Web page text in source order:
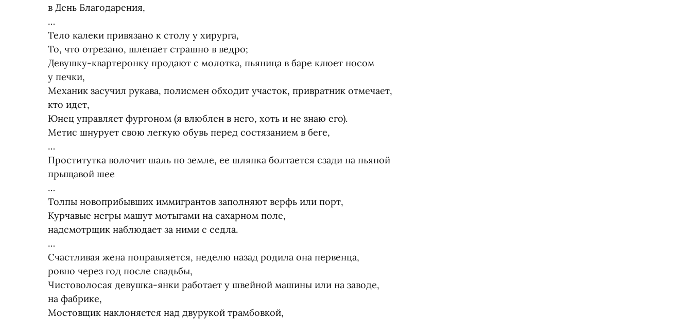
в День Благодарения,
…
Тело калеки привязано к столу у хирурга,
То, что отрезано, шлепает страшно в ведро;
Девушку-квартеронку продают с молотка, пьяница в баре клюет носом
у печки,
Механик засучил рукава, полисмен обходит участок, привратник отмечает,
кто идет,
Юнец управляет фургоном (я влюблен в него, хоть и не знаю его).
Метис шнурует свою легкую обувь перед состязанием в беге,
…
Проститутка волочит шаль по земле, ее шляпка болтается сзади на пьяной
прыщавой шее
…
Толпы новоприбывших иммигрантов заполняют верфь или порт,
Курчавые негры машут мотыгами на сахарном поле,
надсмотрщик наблюдает за ними с седла.
…
Счастливая жена поправляется, неделю назад родила она первенца,
ровно через год после свадьбы,
Чистоволосая девушка-янки работает у швейной машины или на заводе,
на фабрике,
Мостовщик наклоняется над двурукой трамбовкой,